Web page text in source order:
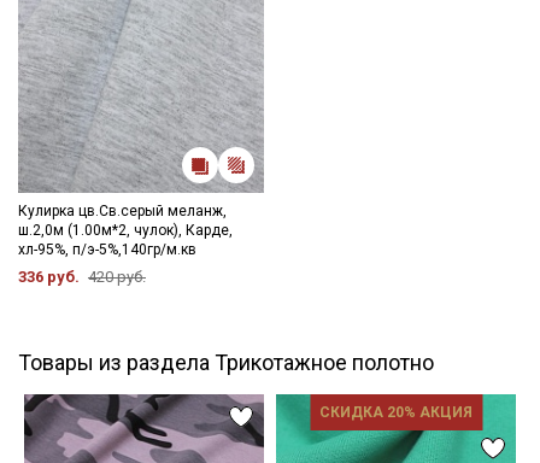
Кулирка цв.Св.серый меланж,
ш.2,0м (1.00м*2, чулок), Карде,
хл-95%, п/э-5%,140гр/м.кв
336 руб. 420 руб.
Товары из раздела Трикотажное полотно
СКИДКА 20% АКЦИЯ